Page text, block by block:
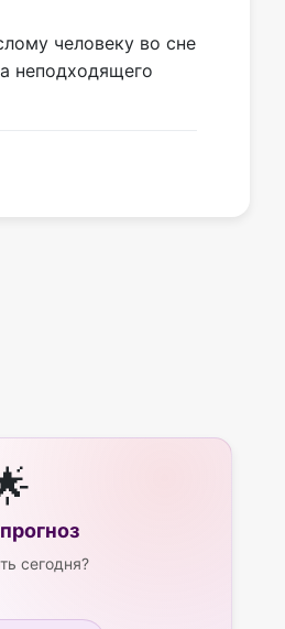
человеку во сне
неподходящего
сегодня?